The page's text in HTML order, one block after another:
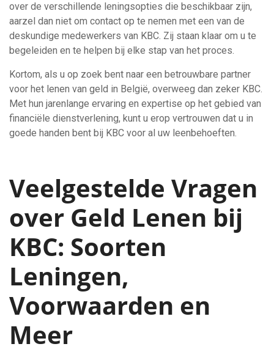
over de verschillende leningsopties die beschikbaar zijn,
aarzel dan niet om contact op te nemen met een van de
deskundige medewerkers van KBC. Zij staan klaar om u te
begeleiden en te helpen bij elke stap van het proces.
Kortom, als u op zoek bent naar een betrouwbare partner
voor het lenen van geld in België, overweeg dan zeker KBC.
Met hun jarenlange ervaring en expertise op het gebied van
financiële dienstverlening, kunt u erop vertrouwen dat u in
goede handen bent bij KBC voor al uw leenbehoeften.
Veelgestelde Vragen
over Geld Lenen bij
KBC: Soorten
Leningen,
Voorwaarden en
Meer